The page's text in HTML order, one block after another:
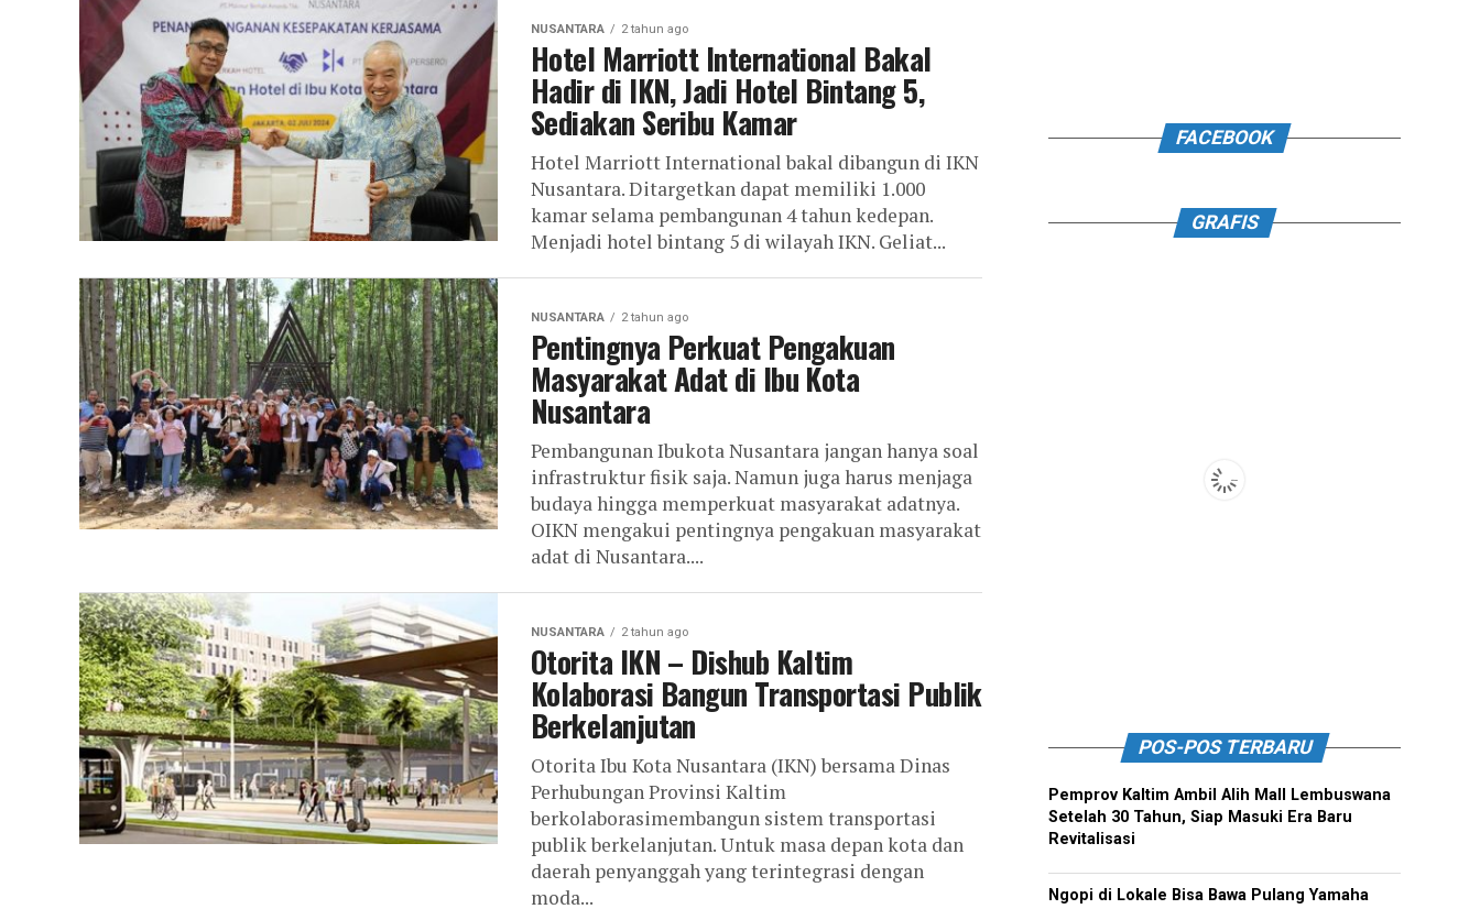
NUSANTARA 2 tahun ago
Hotel Marriott International Bakal
Hadir di IKN, Jadi Hotel Bintang 5,
Sediakan Seribu Kamar
Hotel Marriott International bakal dibangun di IKN
Nusantara. Ditargetkan dapat memiliki 1.000
kamar selama pembangunan 4 tahun kedepan.
Menjadi hotel bintang 5 di wilayah IKN. Geliat...
NUSANTARA 2 tahun ago
Pentingnya Perkuat Pengakuan
Masyarakat Adat di Ibu Kota
Nusantara
Pembangunan Ibukota Nusantara jangan hanya soal
infrastruktur fisik saja. Namun juga harus menjaga
budaya hingga memperkuat masyarakat adatnya.
OIKN mengakui pentingnya pengakuan masyarakat
adat di Nusantara....
NUSANTARA 2 tahun ago
Otorita IKN – Dishub Kaltim
Kolaborasi Bangun Transportasi Publik
Berkelanjutan
Otorita Ibu Kota Nusantara (IKN) bersama Dinas
Perhubungan Provinsi Kaltim
berkolaborasimembangun sistem transportasi
publik berkelanjutan. Untuk masa depan kota dan
daerah penyanggah yang terintegrasi dengan
moda...
FACEBOOK
GRAFIS
POS-POS TERBARU
Pemprov Kaltim Ambil Alih Mall Lembuswana
Setelah 30 Tahun, Siap Masuki Era Baru
Revitalisasi
Ngopi di Lokale Bisa Bawa Pulang Yamaha